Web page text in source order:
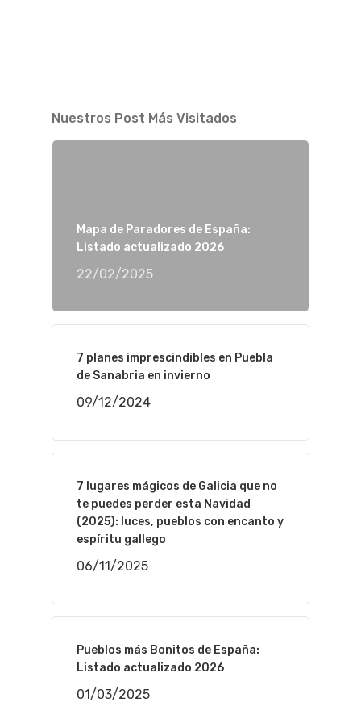
Nuestros Post Más Visitados
Mapa de Paradores de España:
Listado actualizado 2026
22/02/2025
7 planes imprescindibles en Puebla
de Sanabria en invierno
09/12/2024
7 lugares mágicos de Galicia que no
te puedes perder esta Navidad
(2025): luces, pueblos con encanto y
espíritu gallego
06/11/2025
Pueblos más Bonitos de España:
Listado actualizado 2026
01/03/2025